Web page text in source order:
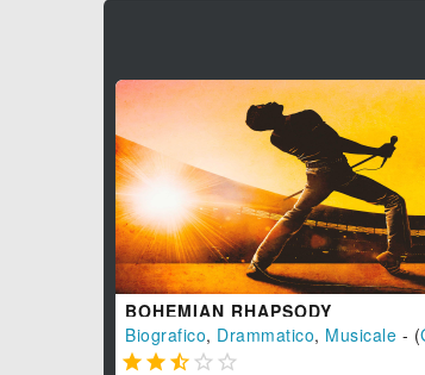
BOHEMIAN RHAPSODY
Biografico, Drammatico, Musicale - (
    